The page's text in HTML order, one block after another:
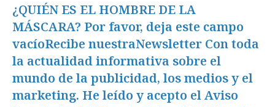
¿QUIÉN ES EL HOMBRE DE LA
MÁSCARA? Por favor, deja este campo
vacíoRecibe nuestraNewsletter Con toda
la actualidad informativa sobre el
mundo de la publicidad, los medios y el
marketing. He leído y acepto el Aviso